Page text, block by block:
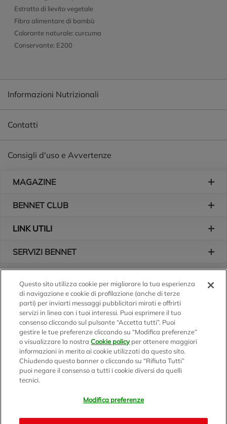
Estratto di lievito vegetale
Fibra alimentare di bambù
Colorante naturale: curcuma
Conservante: E200
Informazioni Nutrizionali
Contatti
Consigli d'uso e Avvertenze
MAGAZINE
BENNET CLUB
LINK UTILI
SERVIZI BENNET
Logo Bennet
Seguici sui nostri canali
Scarica l'app
Questo sito utilizza cookie per migliorare la tua esperienza
di navigazione e cookie di profilazione (anche di terze
parti) per inviarti messaggi pubblicitari mirati e offrirti
servizi in linea con i tuoi interessi. Puoi esprimere il tuo
consenso cliccando sul pulsante “Accetta tutti”. Puoi
gestire le tue preferenze cliccando su “Modifica preferenze”
o visualizzare la nostraCookie policyper ottenere maggiori
informazioni in merito ai cookie utilizzati da questo sito.
Chiudendo questo banner o cliccando su “Rifiuta Tutti”
puoi negare il consenso a tutti i cookie diversi da quelli
tecnici.
Modifica preferenze